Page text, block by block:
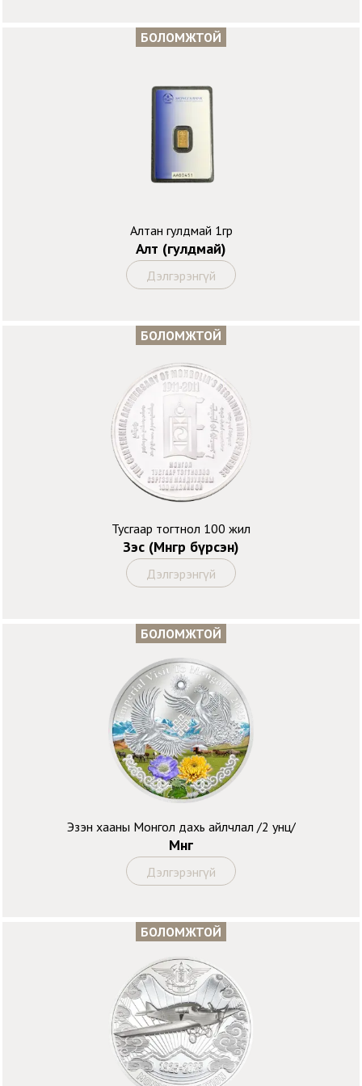
БОЛОМЖТОЙ
Алтан гулдмай 1гр
Алт (гулдмай)
Дэлгэрэнгүй
БОЛОМЖТОЙ
Тусгаар тогтнол 100 жил
Зэс (Мөнгөөр бүрсэн)
Дэлгэрэнгүй
БОЛОМЖТОЙ
Эзэн хааны Монгол дахь айлчлал /2 унц/
Мөнгө
Дэлгэрэнгүй
БОЛОМЖТОЙ